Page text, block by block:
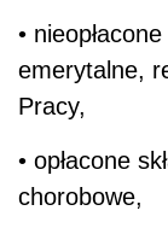
•
emerytalne,
Pracy,
• opłacone
chorobowe,